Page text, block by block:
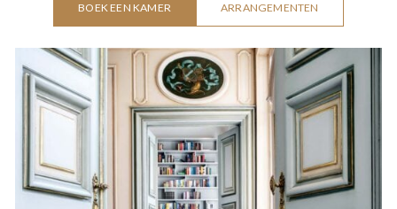
BOEK EEN KAMER ARRANGEMENTEN